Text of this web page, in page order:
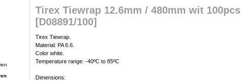
Tirex Tiewrap 12.6mm / 480mm wit 100pcs
[D08891/100]
Tirex Tiewrap.
Material: PA 6.6.
Color white.
Temperature range: -40ºC to 85ºC
Dimensions: